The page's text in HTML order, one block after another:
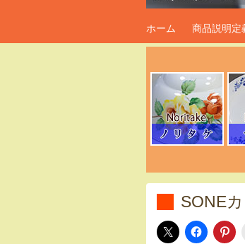
昭和レ
ホーム 商品説明定
SONE